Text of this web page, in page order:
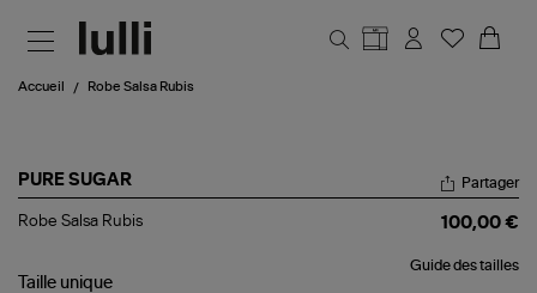
Accueil Robe Salsa Rubis
PURE SUGAR
Robe
Partager
Robe Salsa Rubis 100,00 €
Guide des tailles
Taille unique